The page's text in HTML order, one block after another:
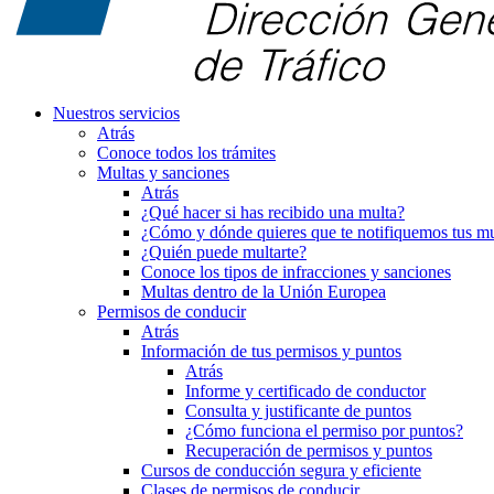
Nuestros servicios
Atrás
Conoce todos los trámites
Multas y sanciones
Atrás
¿Qué hacer si has recibido una multa?
¿Cómo y dónde quieres que te notifiquemos tus
¿Quién puede multarte?
Conoce los tipos de infracciones y sanciones
Multas dentro de la Unión Europea
Permisos de conducir
Atrás
Información de tus permisos y puntos
Atrás
Informe y certificado de conductor
Consulta y justificante de puntos
¿Cómo funciona el permiso por puntos?
Recuperación de permisos y puntos
Cursos de conducción segura y eficiente